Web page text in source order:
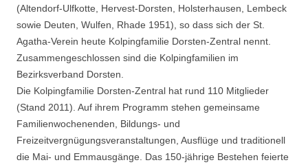
(Altendorf-Ulfkotte, Hervest-Dorsten, Holsterhausen, Lembeck
sowie Deuten, Wulfen, Rhade 1951), so dass sich der St.
Agatha-Verein heute Kolpingfamilie Dorsten-Zentral nennt.
Zusammengeschlossen sind die Kolpingfamilien im
Bezirksverband Dorsten.
Die Kolpingfamilie Dorsten-Zentral hat rund 110 Mitglieder
(Stand 2011). Auf ihrem Programm stehen gemeinsame
Familienwochenenden, Bildungs- und
Freizeitvergnügungsveranstaltungen, Ausflüge und traditionell
die Mai- und Emmausgänge. Das 150-jährige Bestehen feierte